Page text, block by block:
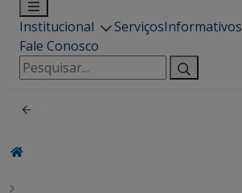
Institucional ServiçosInformativos
Fale Conosco
Pesquisar
por: